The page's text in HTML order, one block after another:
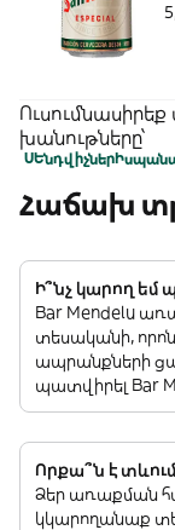
խանութները՝
ՍԵնդվիչներ
Հաճախ
Ի՞նչ կարող եմ
Bar Mendelu
տեսականի,
ապրանքների
պատվիրել Bar
Որքա՞ն է
Ձեր առաքման
կկարողանաք